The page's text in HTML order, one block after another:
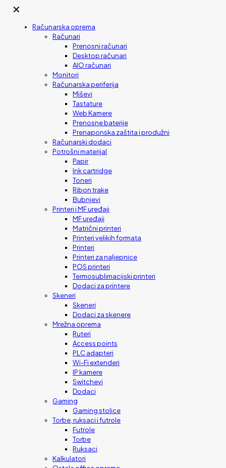
✕
Računarska oprema
Računari
Prenosni računari
Desktop računari
AIO računari
Monitori
Računarska periferija
Miševi
Tastature
Web Kamere
Prenosne baterije
Prenaponska zaštita i produžni
Računarski dodaci
Potrošni materijal
Papir
Ink cartridge
Toneri
Ribon trake
Bubnjevi
Printeri i MF uređaji
MF uređaji
Matrični printeri
Printeri velikih formata
Printeri
Printeri za naljepnice
POS printeri
Termosublimacijski printeri
Dodaci za printere
Skeneri
Skeneri
Dodaci za skenere
Mrežna oprema
Ruteri
Access points
PLC adapteri
Wi-Fi extenderi
IP kamere
Switchevi
Dodaci
Gaming
Gaming stolice
Torbe, ruksaci i futrole
Futrole
Torbe
Ruksaci
Kalkulatori